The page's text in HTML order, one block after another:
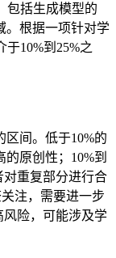
包括生成模型的
。根据一项针对学
10%到25%之
间。低于10%的
原创性；10%到
对重复部分进行合
注，需要进一步
风险，可能涉及学